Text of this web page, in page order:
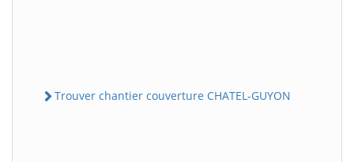
Trouver chantier couverture CHATEL-GUYON